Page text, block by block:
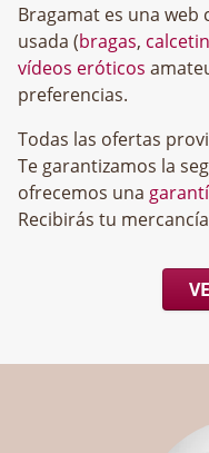
Bragamat es una web
usada (bragas,
vídeos eróticos
preferencias.
Todas las ofertas
Te garantizamos la
ofrecemos una
Recibirás tu